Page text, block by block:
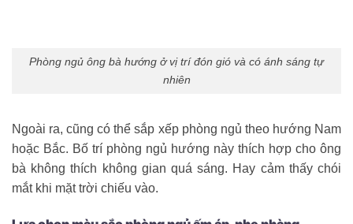
Phòng ngủ ông bà hướng ở vị trí đón gió và có ánh sáng tự
nhiên
Ngoài ra, cũng có thể sắp xếp phòng ngủ theo hướng Nam
hoặc Bắc. Bố trí phòng ngủ hướng này thích hợp cho ông
bà không thích không gian quá sáng. Hay cảm thấy chói
mắt khi mặt trời chiếu vào.